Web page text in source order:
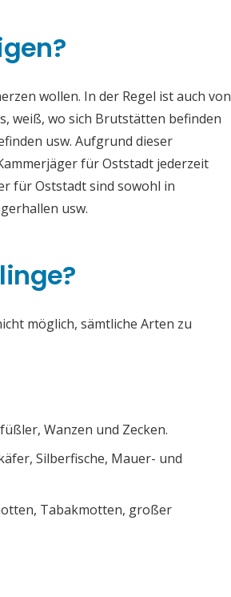
wollen. In der Regel ist auch von
weiß, wo sich Brutstätten befinden
usw. Aufgrund dieser
für Oststadt jederzeit
für Oststadt sind sowohl in
usw.
möglich, sämtliche Arten zu
Wanzen und Zecken.
Silberfische, Mauer- und
Tabakmotten, großer